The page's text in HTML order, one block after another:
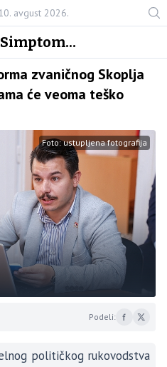
avgust 2026.
Simptom...
zvaničnog Skoplja
će veoma teško
Foto: ustupljena fotografija
Podeli:
političkog rukovodstva